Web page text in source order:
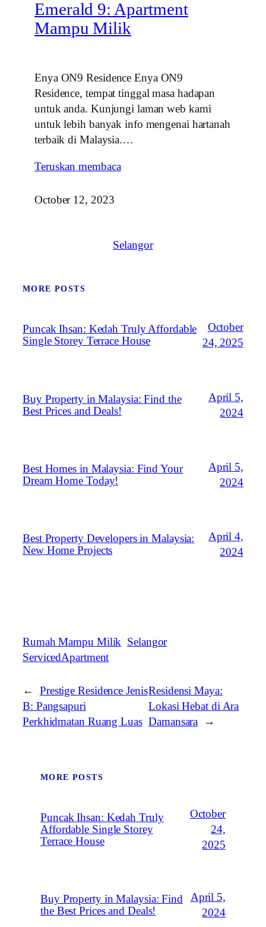
Emerald 9: Apartment
Mampu Milik
Enya ON9 Residence Enya ON9
Residence, tempat tinggal masa hadapan
untuk anda. Kunjungi laman web kami
untuk lebih banyak info mengenai hartanah
terbaik di Malaysia.…
Teruskan membaca
October 12, 2023
Selangor
MORE POSTS
Puncak Ihsan: Kedah Truly Affordable
Single Storey Terrace House
October
24, 2025
Buy Property in Malaysia: Find the
Best Prices and Deals!
April 5,
2024
Best Homes in Malaysia: Find Your
Dream Home Today!
April 5,
2024
Best Property Developers in Malaysia:
New Home Projects
April 4,
2024
Rumah Mampu Milik Selangor
ServicedApartment
←
Prestige Residence Jenis
B: Pangsapuri
Perkhidmatan Ruang Luas
Residensi Maya:
Lokasi Hebat di Ara
Damansara
→
MORE POSTS
Puncak Ihsan: Kedah Truly
Affordable Single Storey
Terrace House
October
24,
2025
Buy Property in Malaysia: Find
the Best Prices and Deals!
April 5,
2024